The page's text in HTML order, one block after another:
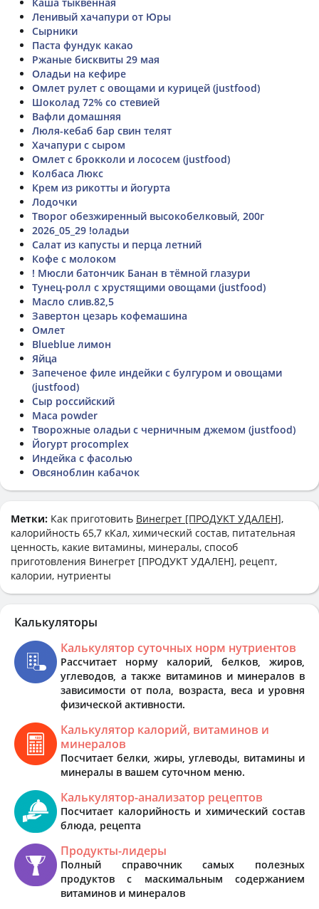
Ленивый хачапури от Юры
Сырники
Паста фундук какао
Ржаные бисквиты 29 мая
Оладьи на кефире
Омлет рулет с овощами и курицей (justfood)
Шоколад 72% со стевией
Вафли домашняя
Люля-кебаб бар свин телят
Хачапури с сыром
Омлет с брокколи и лососем (justfood)
Колбаса Люкс
Крем из рикотты и йогурта
Лодочки
Творог обезжиренный высокобелковый, 200г
2026_05_29 !оладьи
Салат из капусты и перца летний
Кофе с молоком
! Мюсли батончик Банан в тёмной глазури
Тунец-ролл с хрустящими овощами (justfood)
Масло слив.82,5
Завертон цезарь кофемашина
Омлет
Blueblue лимон
Яйца
Запеченое филе индейки с булгуром и овощами
(justfood)
Сыр российский
Maca powder
Творожные оладьи с черничным джемом (justfood)
Йогурт procomplex
Индейка с фасолью
Овсяноблин кабачок
Метки: Как приготовить Винегрет [ПРОДУКТ УДАЛЕН],
калорийность 65,7 кКал, химический состав, питательная
ценность, какие витамины, минералы, способ
приготовления Винегрет [ПРОДУКТ УДАЛЕН], рецепт,
калории, нутриенты
Калькуляторы
Калькулятор суточных норм нутриентов
Рассчитает норму калорий, белков, жиров,
углеводов, а также витаминов и минералов в
зависимости от пола, возраста, веса и уровня
физической активности.
Калькулятор калорий, витаминов и
минералов
Посчитает белки, жиры, углеводы, витамины и
минералы в вашем суточном меню.
Калькулятор-анализатор рецептов
Посчитает калорийность и химический состав
блюда, рецепта
Продукты-лидеры
Полный справочник самых полезных
продуктов с маскимальным содержанием
витаминов и минералов